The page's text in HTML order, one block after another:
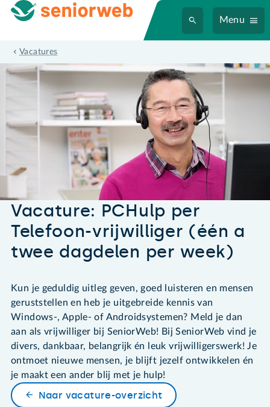
Menu
Vacatures
PCHulp per Telefoon/op Afstand-vrijwilliger
Vacature: PCHulp per
Telefoon-vrijwilliger (één a
twee dagdelen per week)
Kun je geduldig uitleg geven, goed luisteren en mensen
geruststellen en heb je uitgebreide kennis van
Windows-, Apple- of Androidsystemen? Meld je dan
aan als vrijwilliger bij SeniorWeb! Bij SeniorWeb vind je
divers, dankbaar, belangrijk én leuk vrijwilligerswerk! Je
ontmoet nieuwe mensen, je blijft jezelf ontwikkelen én
je maakt een ander blij met je hulp!
Naar vacature-overzicht